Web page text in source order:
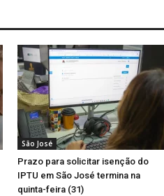
São José
Prazo para solicitar isenção do
IPTU em São José termina na
quinta-feira (31)